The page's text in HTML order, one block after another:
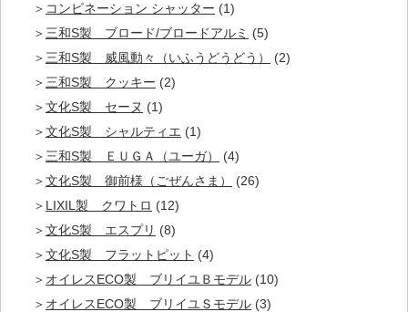
コンビネーション シャッター (1)
三和S製 ブロード/ブロードアルミ (5)
三和S製 威風動々（いふうどうどう）
(2)
三和S製 クッキー (2)
文化S製 セーヌ (1)
文化S製 シャルティエ (1)
三和S製 ＥＵＧＡ（ユーガ）
(4)
文化S製 御前様（ごぜんさま）
(26)
LIXIL製 クワトロ (12)
文化S製 エスプリ (8)
文化S製 フラットピット (4)
オイレスECO製 ブリイユＢモデル (10)
オイレスECO製 ブリイユＳモデル (3)